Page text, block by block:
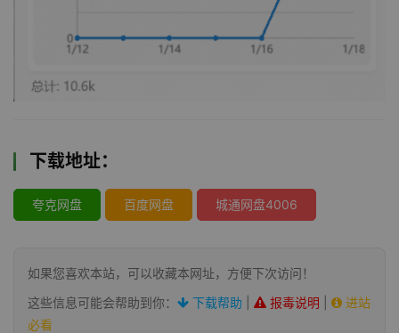
下载地址：
夸克网盘 百度网盘 城通网盘4006
如果您喜欢本站，可以收藏本网址，方便下次访问！
这些信息可能会帮助到你：
下载帮助 报毒说明
进站
必看